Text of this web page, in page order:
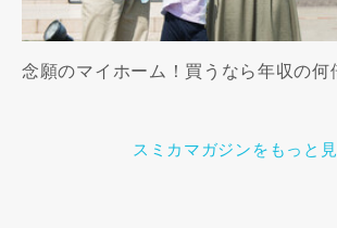
念願のマイホーム！買うなら年収の何
スミカマガジンをもっと